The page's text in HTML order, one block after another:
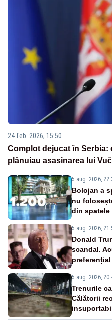
24 feb. 2026, 15:50
Complot dejucat în
plănuiau asasinarea lui
5 aug. 2026,
Bolojan a
nu
din
5 aug. 2026,
Donald
scandal.
5 aug. 2026,
Trenurile
Călătorii